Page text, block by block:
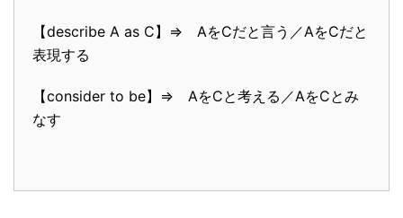
【describe A as C】⇒ AをCだと言う／AをCだと
表現する
【consider to be】⇒ AをCと考える／AをCとみ
なす